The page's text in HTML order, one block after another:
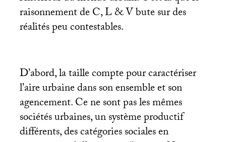
raisonnement de C, L & V bute sur des
réalités peu contestables.
D’abord, la taille compte pour caractériser
l’aire urbaine dans son ensemble et son
agencement. Ce ne sont pas les mêmes
sociétés urbaines, un système productif
différents, des catégories sociales en